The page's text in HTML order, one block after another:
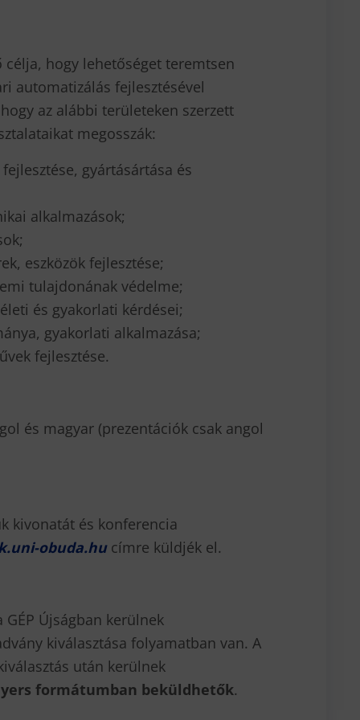
célja, hogy lehetőséget teremtsen
automatizálás fejlesztésével
az alábbi területeken szerzett
megosszák:
gyártásártása és
alkalmazások;
eszközök fejlesztése;
tulajdonának védelme;
és gyakorlati kérdései;
gyakorlati alkalmazása;
fejlesztése.
és magyar (prezentációk csak angol
kivonatát és konferencia
obuda.hu címre küldjék el.
Újságban kerülnek
kiválasztása folyamatban van. A
után kerülnek
formátumban beküldhetők.